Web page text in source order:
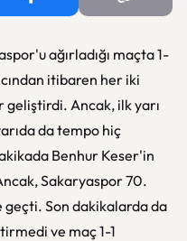
ağırladığı maçta 1-
itibaren her iki
Ancak, ilk yarı
da tempo hiç
Benhur Keser'in
Sakaryaspor 70.
geçti. Son dakikalarda da
ve maç 1-1